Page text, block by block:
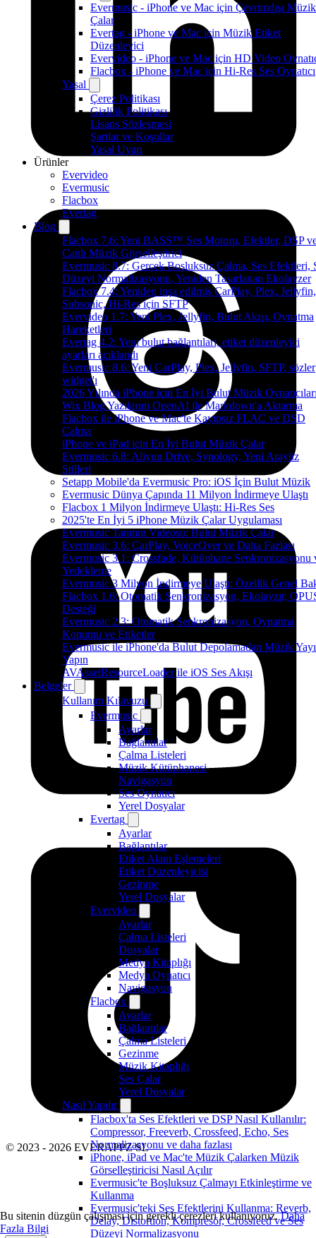
Evermusic - iPhone ve Mac için Çevrimdışı Müzik
Çalar
Evertag - iPhone ve Mac için Müzik Etiket
Düzenleyici
Evervideo - iPhone ve Mac için HD Video
Flacbox - iPhone ve Mac için Hi-Res Ses Oynatıcı
Yasal
Çerez Politikası
Gizlilik Politikası
Lisans Sözleşmesi
Şartlar ve Koşullar
Yasal Uyarı
Ürünler
Evervideo
Evermusic
Flacbox
Evertag
Blog
Flacbox 7.6: Yeni BASS™ Ses Motoru, Efektler, DSP
Canlı Müzik Görselleştirici
Evermusic 8.7: Gerçek Boşluksuz Çalma, Ses Efektleri,
Düzeyi Normalizasyonu, Yeniden Tasarlanan Ekolayzer
Flacbox 7.4: Yeniden inşa edilmiş CarPlay, Plex, Jellyfin,
Subsonic, Hi-Res için SFTP
Evervideo 1.7: Yeni Plex, Jellyfin, Bulut Akışı, Oynatma
Hareketleri
Evertag 4.2: Yeni bulut bağlantıları, etiket düzenleyici
ayarları açıklandı
Evermusic 8.6: Yeni CarPlay, Plex, Jellyfin, SFTP, sözler
widget'ı
2026 Yılında iPhone için En İyi Bulut Müzik
Wix Blog Yazılarını OpenAI ile Markdown'a Aktarma
Flacbox ile iPhone ve Mac'te Kayıpsız FLAC ve DSD
Çalma
iPhone ve iPad için En İyi Bulut Müzik Çalar
Evermusic 6.8: Aliyun Drive, Synology, Yeni Arayüz
Stilleri
Setapp Mobile'da Evermusic Pro: iOS İçin Bulut Müzik
Evermusic Dünya Çapında 11 Milyon İndirmeye Ulaştı
Flacbox 1 Milyon İndirmeye Ulaştı: Hi-Res Ses
2025'te En İyi 5 iPhone Müzik Çalar Uygulaması
Evermusic Tanıtım Videosu: Bulut Müzik Çalar
Evermusic 3.6: CarPlay, VoiceOver ve Daha Fazlası
Evermusic 3.1: Crossfade, Kütüphane Senkronizasyonu
Yedekleme
Evermusic 3 Milyon İndirmeye Ulaştı: Özellik Genel
Flacbox 1.6: Otomatik Senkronizasyon, Ekolayzır,
Desteği
Evermusic 2.3: Otomatik Senkronizasyon, Oynatma
Konumu ve Etiketler
Evermusic ile iPhone'da Bulut Depolamadan Müzik
Yapın
AVAssetResourceLoader ile iOS Ses Akışı
Belgeler
Kullanım Kılavuzu
Evermusic
Ayarlar
Bağlantılar
Çalma Listeleri
Müzik Kütüphanesi
Navigasyon
Ses Oynatıcı
Yerel Dosyalar
Evertag
Ayarlar
Bağlantılar
Etiket Alanı Eşlemeleri
Etiket Düzenleyicisi
Gezinme
Yerel Dosyalar
Evervideo
Ayarlar
Çalma Listeleri
Dosyalar
Medya Kitaplığı
Medya Oynatıcı
Navigasyon
Flacbox
Ayarlar
Bağlantılar
Çalma Listeleri
Gezinme
Müzik Kitaplığı
Ses Çalar
Yerel Dosyalar
Nasıl Yapılır
Flacbox'ta Ses Efektleri ve DSP Nasıl Kullanılır:
Compressor, Freeverb, Crossfeed, Echo, Ses
Normalizasyonu ve daha fazlası
iPhone, iPad ve Mac'te Müzik Çalarken Müzik
Görselleştiricisi Nasıl Açılır
Evermusic'te Boşluksuz Çalmayı Etkinleştirme ve
Kullanma
Evermusic'teki Ses Efektlerini Kullanma: Reverb,
Delay, Distortion, Kompresör, Crossfeed ve Ses
Düzeyi Normalizasyonu
Bu sitenin düzgün çalışması için gerekli çerezleri kullanıyoruz.Daha
Fazla Bilgi
© 2023 - 2026 EVERAPPZ SL